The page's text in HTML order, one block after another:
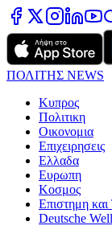
ΠΟΛΙΤΗΣ NEWS
Κυπρος
Πολιτικη
Οικονομια
Επιχειρησεις
Ελλαδα
Ευρωπη
Κοσμος
Επιστημη και
Deutsche